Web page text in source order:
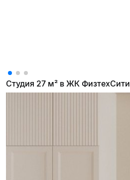
Студия 27 м² в ЖК ФизтехСити